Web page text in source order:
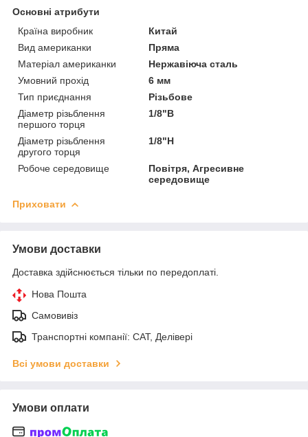
Основні атрибути
Країна виробник
Китай
Вид американки
Пряма
Матеріал американки
Нержавіюча сталь
Умовний прохід
6 мм
Тип приєднання
Різьбове
Діаметр різьблення
першого торця
1/8"В
Діаметр різьблення
другого торця
1/8"Н
Робоче середовище
Повітря, Агресивне
середовище
Приховати
Умови доставки
Доставка здійснюється тільки по передоплаті.
Нова Пошта
Самовивіз
Транспортні компанії: САТ, Делівері
Всі умови доставки
Умови оплати